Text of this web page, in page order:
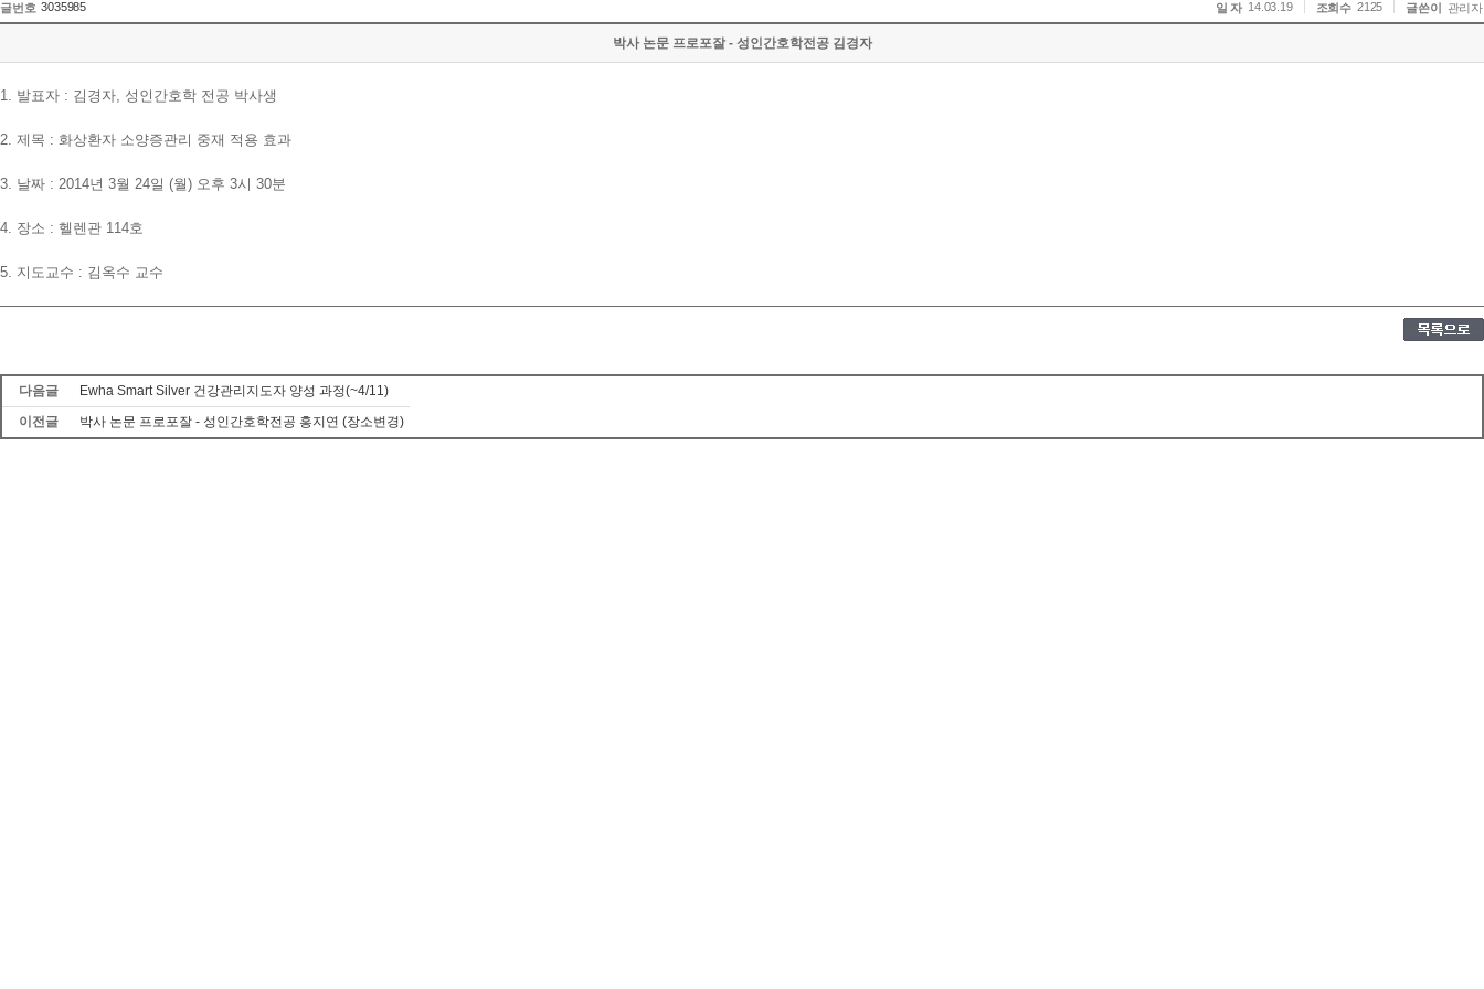
글번호 3035985 일 자 14.03.19 조회수 2125 글쓴이 관리자
박사 논문 프로포잘 - 성인간호학전공 김경자
1. 발표자 : 김경자, 성인간호학 전공 박사생
2. 제목 : 화상환자 소양증관리 중재 적용 효과
3. 날짜 : 2014년 3월 24일 (월) 오후 3시 30분
4. 장소 : 헬렌관 114호
5. 지도교수 : 김옥수 교수
다음글
Ewha Smart Silver 건강관리지도자 양성 과정(~4/11)
이전글
박사 논문 프로포잘 - 성인간호학전공 홍지연 (장소변경)